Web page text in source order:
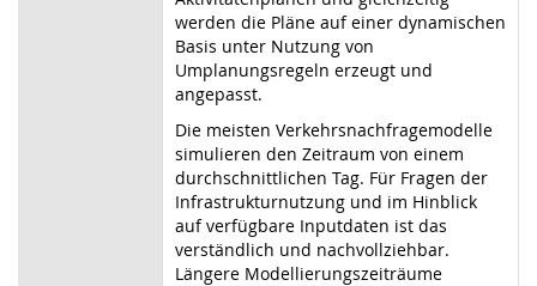
werden die Pläne auf einer dynamischen
Basis unter Nutzung von
Umplanungsregeln erzeugt und
angepasst.
Die meisten Verkehrsnachfragemodelle
simulieren den Zeitraum von einem
durchschnittlichen Tag. Für Fragen der
Infrastrukturnutzung und im Hinblick
auf verfügbare Inputdaten ist das
verständlich und nachvollziehbar.
Längere Modellierungszeiträume